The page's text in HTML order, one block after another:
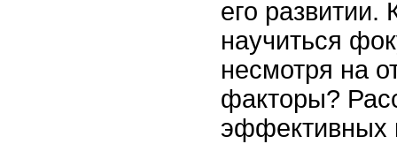
его развитии.
научиться
несмотря на
факторы?
эффективных